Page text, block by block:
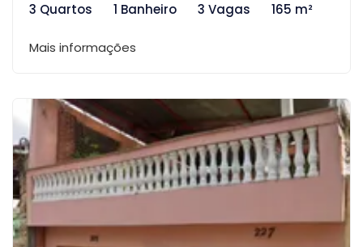
3 Quartos
1 Banheiro 3 Vagas 165 m²
Mais informações